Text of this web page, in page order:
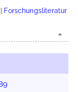
Forschungsliteratur